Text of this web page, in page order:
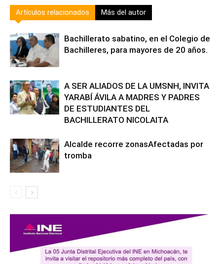
Artículos relacionados Más del autor
Bachillerato sabatino, en el Colegio de
Bachilleres, para mayores de 20 años.
A SER ALIADOS DE LA UMSNH, INVITA
YARABÍ ÁVILA A MADRES Y PADRES
DE ESTUDIANTES DEL
BACHILLERATO NICOLAITA
Alcalde recorre zonasAfectadas por
tromba